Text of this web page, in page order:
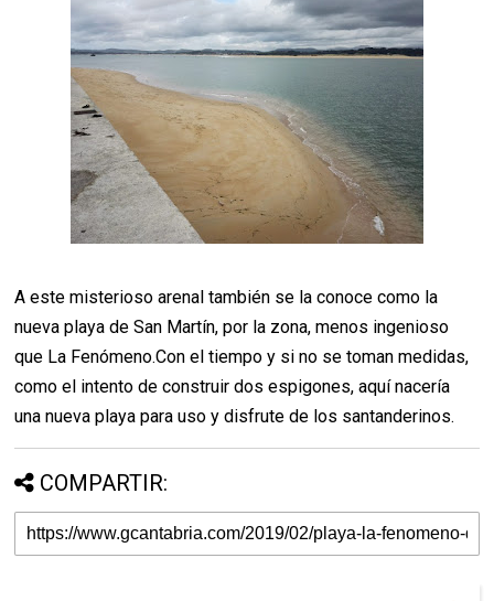
A este misterioso arenal también se la conoce como la
nueva playa de San Martín, por la zona, menos ingenioso
que La Fenómeno.Con el tiempo y si no se toman medidas,
como el intento de construir dos espigones, aquí nacería
una nueva playa para uso y disfrute de los santanderinos.
COMPARTIR: